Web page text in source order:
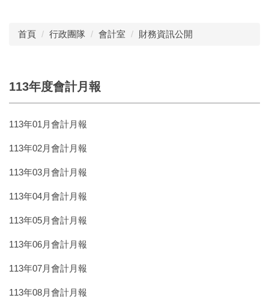
首頁 行政團隊 會計室 財務資訊公開
113年度會計月報
113年01月會計月報
113年02月會計月報
113年03月會計月報
113年04月會計月報
113年05月會計月報
113年06月會計月報
113年07月會計月報
113年08月會計月報